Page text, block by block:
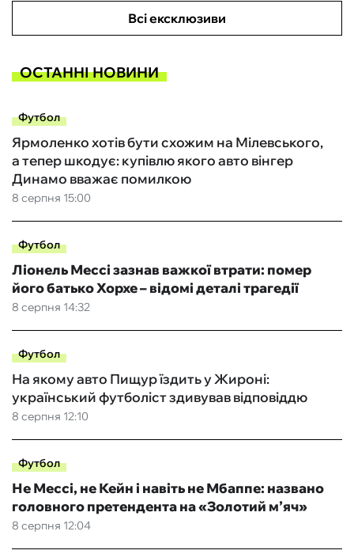
Всі ексклюзиви
ОСТАННІ НОВИНИ
Футбол
8 серпня 15:00
Ярмоленко хотів бути схожим на Мілевського,
а тепер шкодує: купівлю якого авто вінгер
Динамо вважає помилкою
Футбол
8 серпня 14:32
Ліонель Мессі зазнав важкої втрати: помер
його батько Хорхе – відомі деталі трагедії
Футбол
8 серпня 12:10
На якому авто Пищур їздить у Жироні:
український футболіст здивував відповіддю
Футбол
8 серпня 12:04
Не Мессі, не Кейн і навіть не Мбаппе: названо
головного претендента на «Золотий м’яч»